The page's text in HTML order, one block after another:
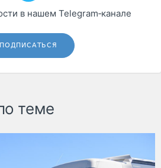
в нашем Telegram‑канале
ПОДПИСАТЬСЯ
теме